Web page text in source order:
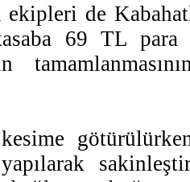
ekipleri de
69 TL para